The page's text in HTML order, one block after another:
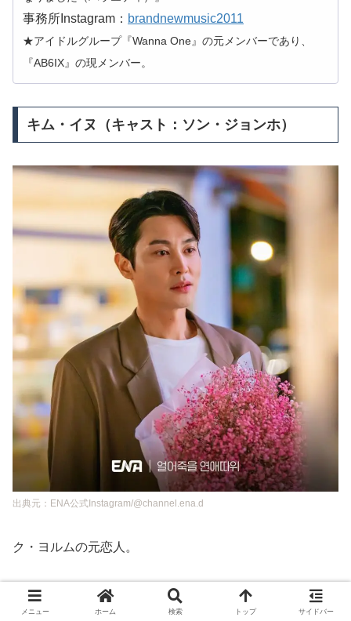
事務所Instagram： brandnewmusic2011
★アイドルグループ『Wanna One』の元メンバーであり、
『AB6IX』の現メンバー。
キム・イヌ（キャスト：ソン・ジョンホ）
出典元：ENA公式Instagram/@channel.ena.d
ク・ヨルムの元恋人。
メニュー ホーム 検索 トップ サイドバー